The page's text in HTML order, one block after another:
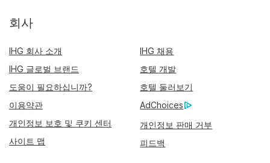
회사
IHG 회사 소개
IHG 채용
IHG 글로벌 브랜드
호텔 개발
도움이 필요하십니까?
호텔 둘러보기
이용약관
AdChoices
개인정보 보호 및 쿠키 센터
개인정보 판매 거부
사이트 맵
피드백